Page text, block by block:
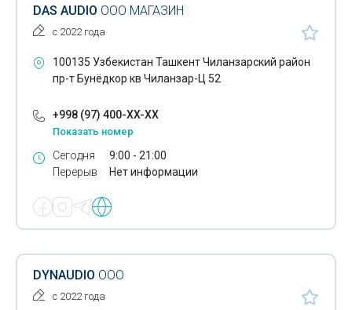
Выключатели
Сабвуферы
Светильники электрические
Светотехническое оборудование
Сетевое оборудование
Сетевые коммутаторы
Системы безопасности для дома
Системы безопасности для офиса
DAS AUDIO ООО МАГАЗИН
с 2022 года
100135 Узбекистан Ташкент Чиланзарский район
пр-т Бунёдкор кв Чиланзар-Ц 52
+998 (97) 400-XX-XX
Показать номер
Сегодня
Перерыв
9:00 - 21:00
Нет информации
DYNAUDIO ООО
с 2022 года